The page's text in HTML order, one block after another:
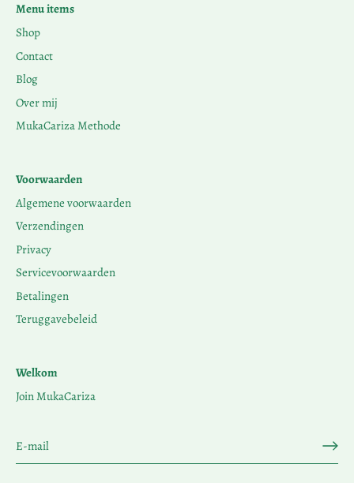
Menu items
Shop
Contact
Blog
Over mij
MukaCariza Methode
Voorwaarden
Algemene voorwaarden
Verzendingen
Privacy
Servicevoorwaarden
Betalingen
Teruggavebeleid
Welkom
Join MukaCariza